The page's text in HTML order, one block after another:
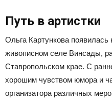
Путь в артистки
Ольга Картункова появилась
живописном селе Винсады,
Ставропольском крае. С
хорошим чувством юмора и
организатора различных